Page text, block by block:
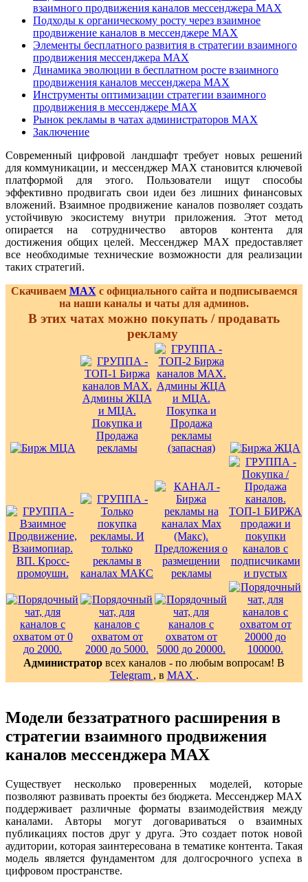
взаимного продвижения каналов мессенджера MAX
Подходы к органическому росту через взаимное
продвижение каналов в мессенджере MAX
Элементы бесплатного развития в стратегии взаимного
продвижения мессенджера MAX
Динамика эволюции в бесплатном росте взаимного
продвижения каналов мессенджера MAX
Инструменты оптимизации стратегии взаимного
продвижения в мессенджере MAX
Рынок рекламы в чатах администраторов MAX
Заключение
Современный цифровой ландшафт требует новых решений
для коммуникации, и мессенджер MAX становится ключевой
платформой для этого. Пользователи ищут способы
эффективно продвигать свои идеи без лишних финансовых
вложений. Взаимное продвижение каналов позволяет создать
устойчивую экосистему внутри приложения. Этот метод
опирается на сотрудничество авторов контента для
достижения общих целей. Мессенджер MAX предоставляет
все необходимые технические возможности для реализации
таких стратегий.
Скачиваем MAX с официального сайта и подписываемся
на наши каналы и чаты для админов.
В этих чатах можно покупать / продавать
рекламу
Администратор всех каналов - по любым вопросам! В
Telegram , в MAX .
Модели беззатратного расширения в
стратегии взаимного продвижения
каналов мессенджера MAX
Существует несколько проверенных моделей, которые
позволяют развивать проекты без бюджета. Мессенджер MAX
поддерживает различные форматы взаимодействия между
каналами. Авторы могут договариваться о взаимных
публикациях постов друг у друга. Это создает поток новой
аудитории, которая заинтересована в тематике контента. Такая
модель является фундаментом для долгосрочного успеха в
цифровом пространстве.